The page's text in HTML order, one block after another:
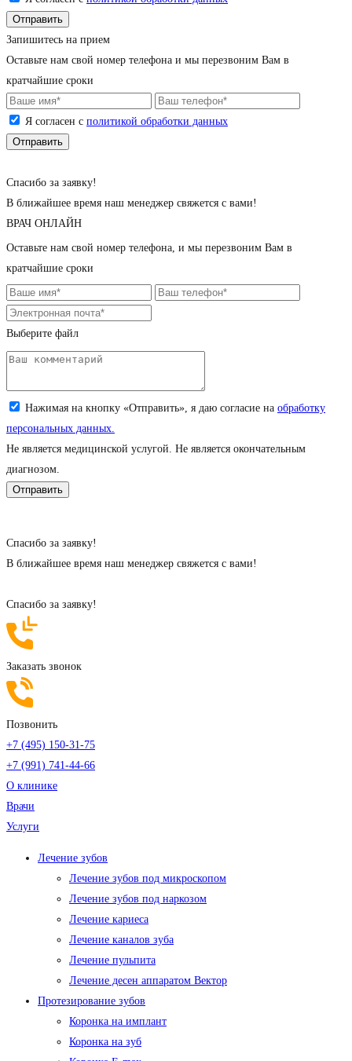
Запишитесь на прием
Оставьте нам свой номер телефона и мы перезвоним Вам в
кратчайшие сроки
Я согласен с политикой обработки данных
Cпасибо за заявку!
В ближайшее время наш менеджер свяжется с вами!
ВРАЧ ОНЛАЙН
Оставьте нам свой номер телефона, и мы перезвоним Вам в
кратчайшие сроки
Выберите файл
Загрузите снимок (jpeg, png; до 5 Мб)
Нажимая на кнопку «Отправить», я даю согласие на обработку
персональных данных.
Не является медицинской услугой. Не является окончательным
диагнозом.
Cпасибо за заявку!
В ближайшее время наш менеджер свяжется с вами!
Cпасибо за заявку!
Заказать звонок
Позвонить
+7 (495) 150-31-75
+7 (991) 741-44-66
О клинике
Врачи
Услуги
Лечение зубов
Лечение зубов под микроскопом
Лечение зубов под наркозом
Лечение кариеса
Лечение каналов зуба
Лечение пульпита
Лечение десен аппаратом Вектор
Протезирование зубов
Коронка на имплант
Коронка на зуб